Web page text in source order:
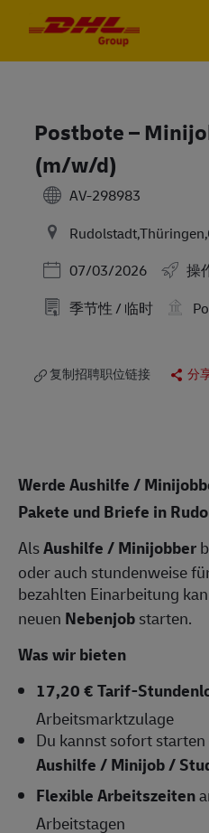
Postbote –
(m/w/d)
AV-298983
Posted Date
07/03/2026 操
季节性 / 临时
复制招聘职位链接 分
Werde Aushilfe /
Pakete und Briefe in
AlsAushilfe / Minijobber
oder auch stundenweise
bezahlten Einarbeitung
neuen Nebenjobstarten.
Was wir bieten
17,20 € Tarif-
Arbeitsmarktzulage
Du kannst sofort starten
Aushilfe / Minijob /
Flexible Arbeitszeiten
Arbeitstagen